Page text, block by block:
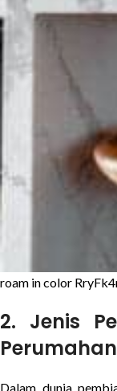
roam in color
2. Jenis
Perumahan
Dalam dunia